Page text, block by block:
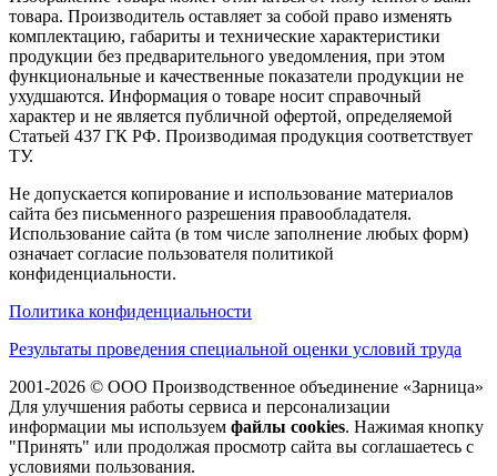
товара. Производитель оставляет за собой право изменять
комплектацию, габариты и технические характеристики
продукции без предварительного уведомления, при этом
функциональные и качественные показатели продукции не
ухудшаются. Информация о товаре носит справочный
характер и не является публичной офертой, определяемой
Статьей 437 ГК РФ. Производимая продукция соответствует
ТУ.
Не допускается копирование и использование материалов
сайта без письменного разрешения правообладателя.
Использование сайта (в том числе заполнение любых форм)
означает согласие пользователя политикой
конфиденциальности.
Политика конфиденциальности
Результаты проведения специальной оценки условий труда
2001-2026 © ООО Производственное объединение «Зарница»
Для улучшения работы сервиса и персонализации
информации мы используем файлы cookies. Нажимая кнопку
"Принять" или продолжая просмотр сайта вы соглашаетесь с
условиями пользования.